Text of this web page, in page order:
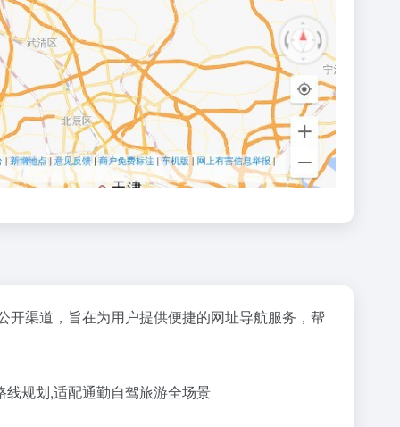
渠道，旨在为用户提供便捷的网址导航服务，帮
规划,适配通勤自驾旅游全场景